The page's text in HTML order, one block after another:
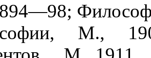
М.,